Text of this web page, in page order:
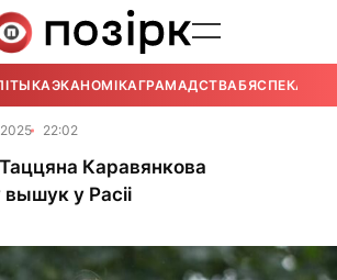
ЭКАНОМІКАГРАМАДСТВАБЯСПЕКА
22:02
Каравянкова
у Расіі